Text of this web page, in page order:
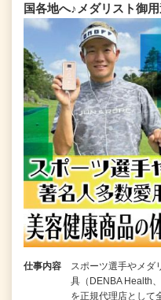
国各地へ♪メダリスト御
仕事内容
スポーツ選手やメダ
具（DENBA Health
を正規代理店として